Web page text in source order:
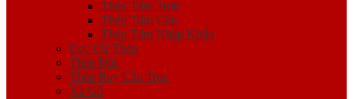
Thép Tấm Trơn
Thép Tấm Gân
Thép Tấm Nhập Khẩu
Cọc Cừ Thép
Thép Đặc
Thép Ray Cầu Trục
Xà Gồ